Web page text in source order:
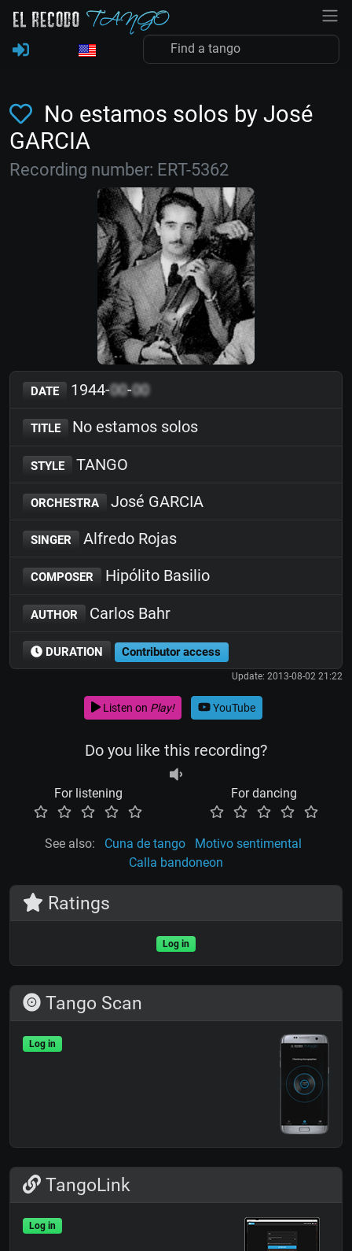
No estamos solos by José
GARCIA
Recording number: ERT-5362
DATE 1944-00-00
TITLE No estamos solos
STYLE TANGO
ORCHESTRA José GARCIA
SINGER Alfredo Rojas
COMPOSER Hipólito Basilio
AUTHOR Carlos Bahr
DURATION Contributor access
Update: 2013-08-02 21:22
Listen on Play! YouTube
Do you like this recording?
For listening For dancing
See also: Cuna de tango
Motivo sentimental
Calla bandoneon
Ratings
Log in
Tango Scan
Log in
TangoLink
Log in